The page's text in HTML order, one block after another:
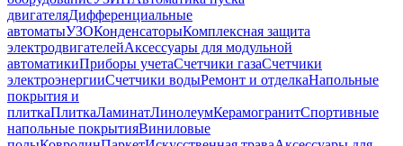
двигателяДифференциальные
автоматыУЗОКонденсаторыКомплексная защита
электродвигателейАксессуары для модульной
автоматикиПриборы учетаСчетчики газаСчетчики
электроэнергииСчетчики водыРемонт и отделкаНапольные
покрытия и
плиткаПлиткаЛаминатЛинолеумКерамогранитСпортивные
напольные покрытияВиниловые